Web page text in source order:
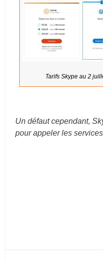
Tarifs Skype au 2
Un défaut cependant,
pour appeler les